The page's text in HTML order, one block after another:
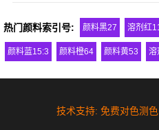
热门颜料索引号: 颜料黑27 溶剂红
颜料蓝15:3 颜料橙64 颜料黄53 溶
技术支持: 免费对色测